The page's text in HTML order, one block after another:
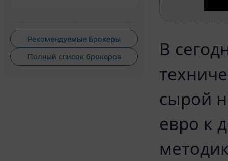
Рекомендуемые Брокеры
Полный список брокеров
В
сырой
евро к